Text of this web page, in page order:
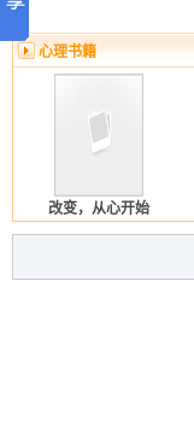
心理书籍
改变，从心开始